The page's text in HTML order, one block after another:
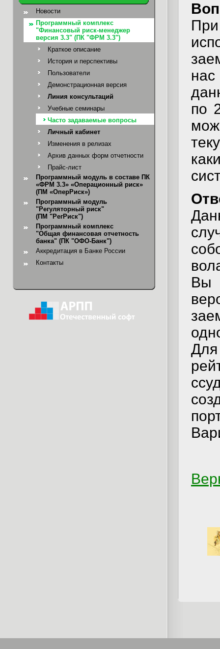
Новости
Программный комплекс
"Финансовый риск-менеджер
версия 3.3" (ПК "ФРМ 3.3")
Краткое описание
История и перспективы
Пользователи
Демонстрационная версия
Линия консультаций
Учебные семинары
Часто задаваемые вопросы
Личный кабинет
Изменения в релизах
Архив данных форм отчетности
Прайс-лист
Программный модуль в составе ПК
«ФРМ 3.3» «Операционный риск»
(ПМ «ОперРиск»)
Программный модуль
"Регуляторный риск"
(ПМ "РегРиск")
Программный комплекс
"Общая финансовая отчетность
банка" (ПК "ОФО-Банк")
Аккредитация в Банке России
Контакты
по
Вы